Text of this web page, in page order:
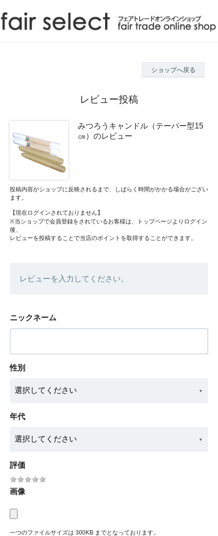
ショップへ戻る
レビュー投稿
みつろうキャンドル（テーパー型15
㎝）のレビュー
投稿内容がショップに反映されるまで、しばらく時間がかかる場合がござい
ます。
【現在ログインされておりません】
※当ショップで会員登録をされているお客様は、トップページよりログイン
後、
レビューを投稿することで当店のポイントを取得することができます。
レビューを入力してください。
ニックネーム
性別
年代
評価
画像
一つのファイルサイズは 300KB までとなっております。